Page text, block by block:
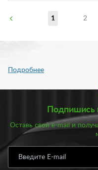
1 2
Подпишись
Оставь свой e-mail и